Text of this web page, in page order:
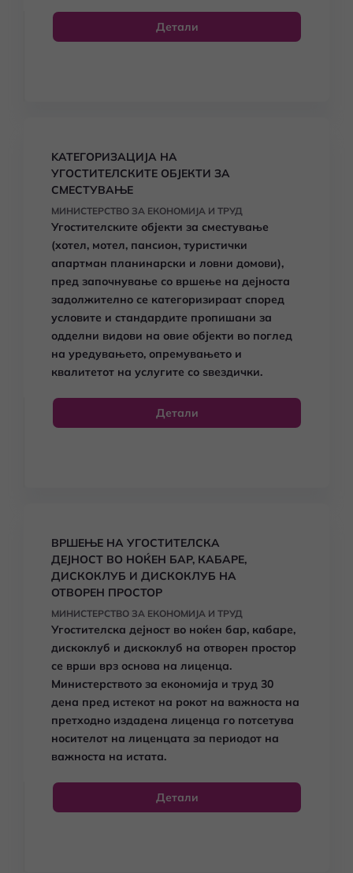
Детали
KАТЕГОРИЗАЦИЈА НА
УГОСТИТЕЛСКИТЕ ОБЈЕКТИ ЗА
СМЕСТУВАЊЕ
МИНИСТЕРСТВО ЗА ЕКОНОМИЈА И ТРУД
Угостителските објекти за сместување
(хотел, мотел, пансион, туристички
апартман планинарски и ловни домови),
пред започнување со вршење на дејноста
задолжително се категоризираат според
условите и стандардите пропишани за
одделни видови на овие објекти во поглед
на уредувањето, опремувањето и
квалитетот на услугите со ѕвездички.
Детали
ВРШЕЊЕ НА УГОСТИТЕЛСКА
ДЕЈНОСТ ВО НОЌЕН БАР, КАБАРЕ,
ДИСКОКЛУБ И ДИСКОКЛУБ НА
ОТВОРЕН ПРОСТОР
МИНИСТЕРСТВО ЗА ЕКОНОМИЈА И ТРУД
Угостителска дејност во ноќен бар, кабаре,
дискоклуб и дискоклуб на отворен простор
се врши врз основа на лиценца.
Министерството за економија и труд 30
дена пред истекот на рокот на важноста на
претходно издадена лиценца го потсетува
носителот на лиценцата за периодот на
важноста на истата.
Детали